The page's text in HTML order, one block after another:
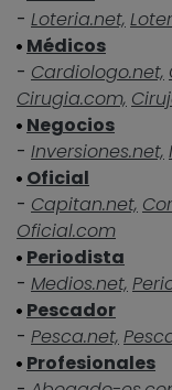
- Loteria.net,
Médicos
- Cardiologo.net,
Cirugia.com,
Negocios
- Inversiones.net,
Oficial
- Capitan.net,
Oficial.com
Periodista
- Medios.net,
Pescador
- Pesca.net,
Profesionales